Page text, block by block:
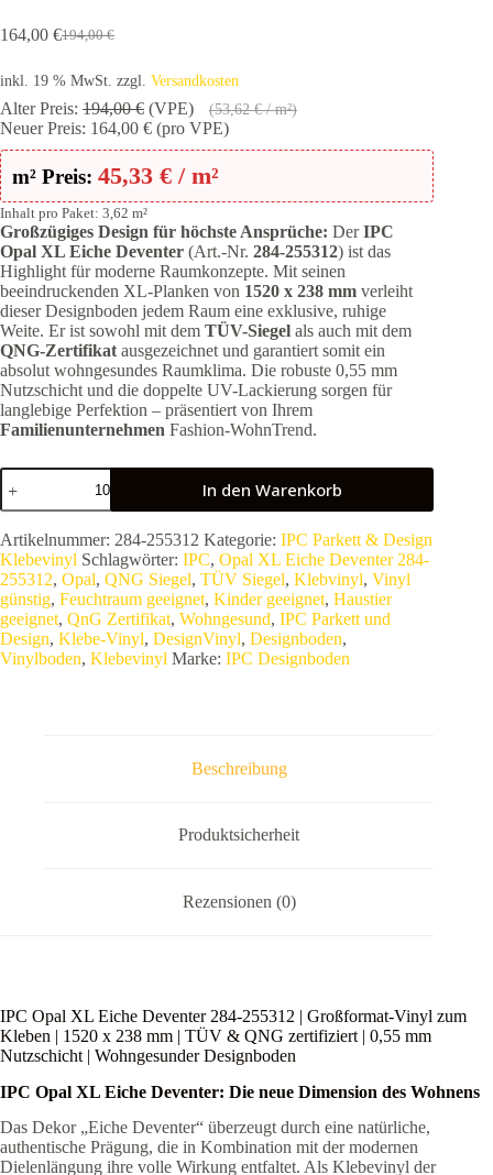
194,00€
Ursprünglicher
war:
194,00 €
164,00 €Aktueller
ist:
164,00 €.
inkl. 19 % MwSt. zzgl. Versandkosten
Alter Preis: 194,00€ (VPE) (53,62€/ m²)
Neuer Preis: 164,00 € (pro VPE)
m² Preis: 45,33 € / m²
Inhalt pro Paket: 3,62 m²
Großzügiges Design für höchste Ansprüche: DerIPC
Opal XL Eiche Deventer (Art.-Nr. 284-255312) ist das
Highlight für moderne Raumkonzepte. Mit seinen
beeindruckenden XL-Planken von 1520 x 238 mm verleiht
dieser Designboden jedem Raum eine exklusive, ruhige
Weite. Er ist sowohl mit dem TÜV-Siegel als auch mit dem
QNG-Zertifikat ausgezeichnet und garantiert somit ein
absolut wohngesundes Raumklima. Die robuste 0,55 mm
Nutzschicht und die doppelte UV-Lackierung sorgen für
langlebige Perfektion – präsentiert von Ihrem
Familienunternehmen Fashion-WohnTrend.
IPC
Opal
XL
Eiche
Deventer
284-
255312
|
Großformat-
Vinyl
zum
Menge
In den Warenkorb
Artikelnummer: 284-255312 Kategorie: IPC Parkett & Design
Klebevinyl Schlagwörter: IPC, Opal XL Eiche Deventer 284-
255312, Opal, QNG Siegel, TÜV Siegel, Klebvinyl, Vinyl
günstig, Feuchtraum geeignet, Kinder geeignet, Haustier
geeignet, QnG Zertifikat, Wohngesund, IPC Parkett und
Design, Klebe-Vinyl, DesignVinyl, Designboden,
Vinylboden, Klebevinyl Marke: IPC Designboden
Beschreibung
Produktsicherheit
Rezensionen (0)
IPC Opal XL Eiche Deventer 284-255312 | Großformat-Vinyl zum
Kleben | 1520 x 238 mm | TÜV & QNG zertifiziert | 0,55 mm
Nutzschicht | Wohngesunder Designboden
IPC Opal XL Eiche Deventer: Die neue Dimension des Wohnens
Das Dekor „Eiche Deventer“ überzeugt durch eine natürliche,
authentische Prägung, die in Kombination mit der modernen
Dielenlängung ihre volle Wirkung entfaltet. Als Klebevinyl der